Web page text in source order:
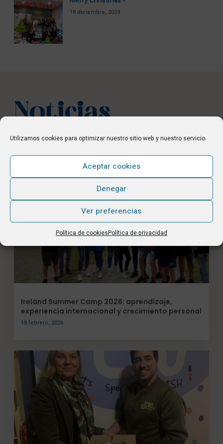
Utilizamos cookies para optimizar nuestro sitio web y nuestro servicio.
Aceptar cookies
Denegar
Ver preferencias
Política de cookiesPolítica de privacidad
18 diciembre, 2023
Noticias
relacionadas
Ireland Summer Camp 2026: aprendizaje,
experiencia internacional y crecimiento personal
18 febrero, 2026